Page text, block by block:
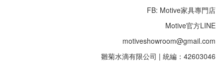
FB: Motive家具專門店
Motive官方LINE
motiveshowroom@gmail.com
雛菊水滴有限公司 | 統編：42603046